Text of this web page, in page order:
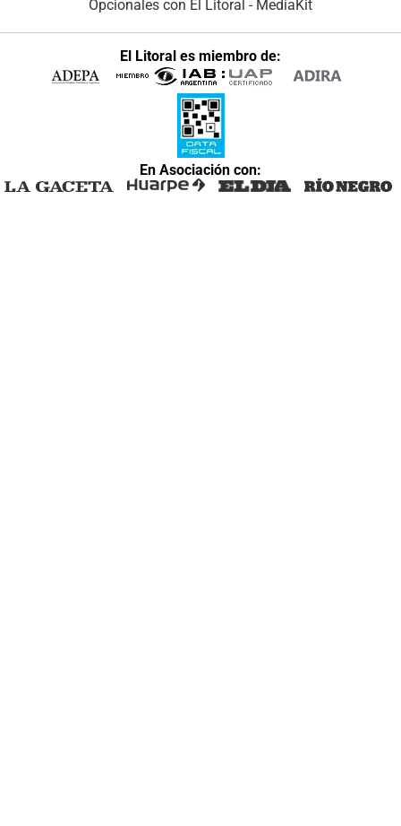
Opcionales con El Litoral - MediaKit
El Litoral es miembro de:
En Asociación con: